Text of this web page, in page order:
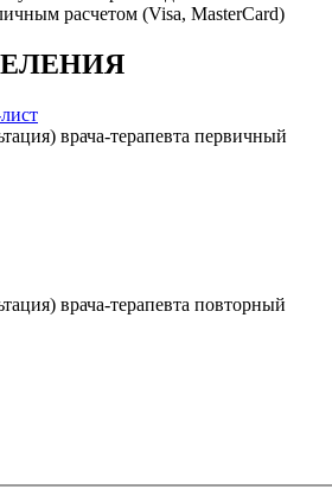
расчетом (Visa, MasterCard)
врача-терапевта первичный
врача-терапевта повторный